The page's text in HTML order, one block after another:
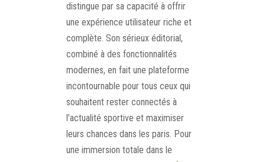
distingue par sa capacité à offrir
une expérience utilisateur riche et
complète. Son sérieux éditorial,
combiné à des fonctionnalités
modernes, en fait une plateforme
incontournable pour tous ceux qui
souhaitent rester connectés à
l’actualité sportive et maximiser
leurs chances dans les paris. Pour
une immersion totale dans le